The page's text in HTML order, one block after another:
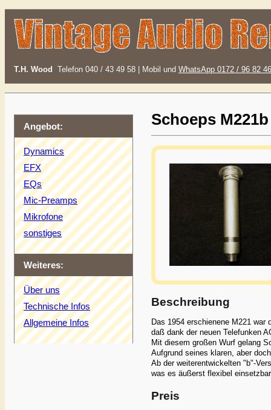
T.H. Wood Telefon 040 / 43 49 58 | Mobil und WhatsApp 0172 / 96 82
Angebot:
Dynamics
EFX
EQs
Mic-Preamps
Mikrofone
sonstiges
Weiteres:
Über uns
Technische Infos
Allgemeine Infos
Schoeps M221b
Beschreibung
Das 1954 erschienene M221
daß dank der neuen Telefunken
Mit diesem großen Wurf gelang
Aufgrund seines klaren, aber
Ab der weiterentwickelten "b"-
was es äußerst flexibel
Preis